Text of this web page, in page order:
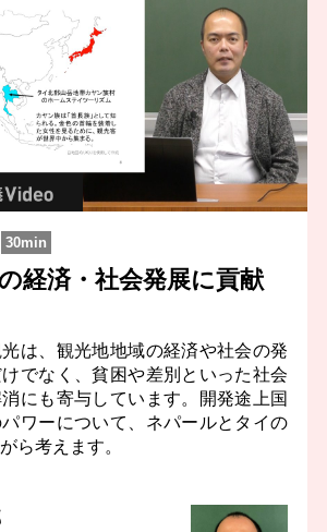
30min
経済・社会発展に貢献
は、観光地地域の経済や社会の発
でなく、貧困や差別といった社会
にも寄与しています。開発途上国
ワーについて、ネパールとタイの
ら考えます。